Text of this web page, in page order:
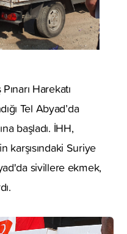
Harekatı
Tel Abyad’da
başladı. İHH,
karşısındaki Suriye
sivillere ekmek,